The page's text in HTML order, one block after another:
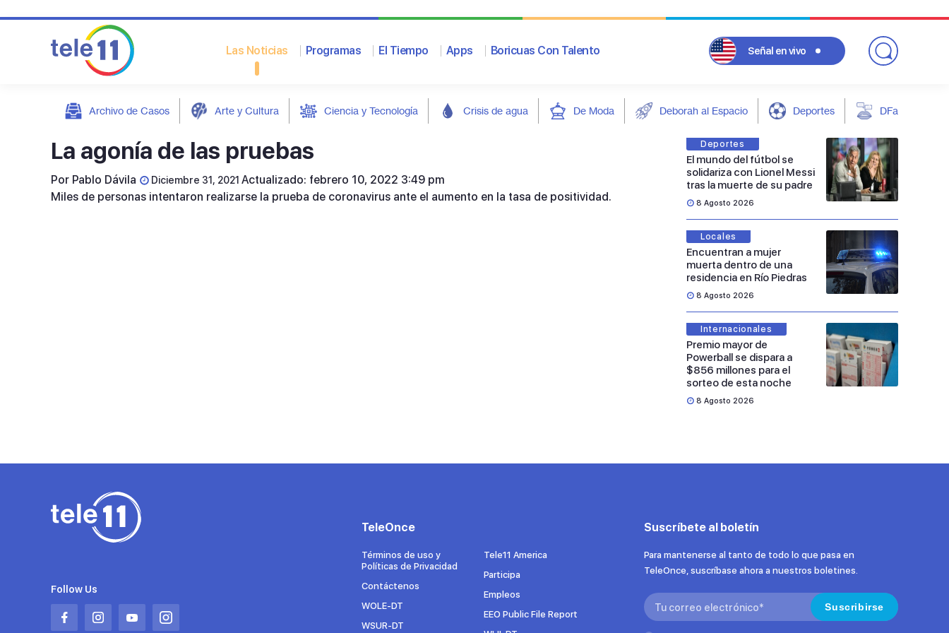
Las Noticias Programas El Tiempo Apps Boricuas Con Talento Señal en vivo
Archivo de Casos Arte y Cultura Ciencia y Tecnología Crisis de agua De Moda Deborah al Espacio Deportes DFarándula
La agonía de las pruebas
Por Pablo Dávila Diciembre 31, 2021 Actualizado: febrero 10, 2022 3:49 pm
Miles de personas intentaron realizarse la prueba de coronavirus ante el aumento en la tasa de positividad.
Deportes
El mundo del fútbol se
solidariza con Lionel Messi
tras la muerte de su padre
8 Agosto 2026
Locales
Encuentran a mujer
muerta dentro de una
residencia en Río Piedras
8 Agosto 2026
Internacionales
Premio mayor de
Powerball se dispara a
$856 millones para el
sorteo de esta noche
8 Agosto 2026
Follow Us
Abrir Abrir Abrir Abrir
TeleOnce
Términos de uso y
Políticas de Privacidad
Contáctenos
WOLE-DT
WSUR-DT
Tele11 America
Participa
Empleos
EEO Public File Report
Suscríbete al boletín
Para mantenerse al tanto de todo lo que pasa en
TeleOnce, suscríbase ahora a nuestros boletines.
Search: Suscribirse